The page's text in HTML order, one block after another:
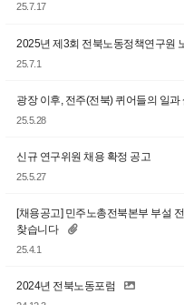
25.7.17
2025년 제3회 전북노동정책연구원
25.7.1
광장 이후, 전주(전북) 퀴어들의 일
25.5.28
신규 연구위원 채용 확정 공고
25.5.27
[채용공고] 민주노총전북본부 부설
찾습니다
25.4.1
2024년 전북노동포럼